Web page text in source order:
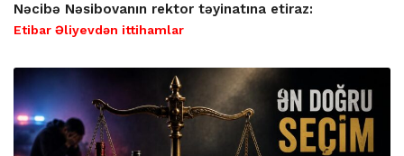
Nəcibə Nəsibovanın rektor təyinatına etiraz:
Etibar Əliyevdən ittihamlar